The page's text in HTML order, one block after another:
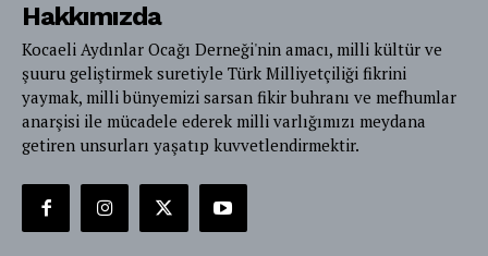
Hakkımızda
Kocaeli Aydınlar Ocağı Derneği'nin amacı, milli kültür ve
şuuru geliştirmek suretiyle Türk Milliyetçiliği fikrini
yaymak, milli bünyemizi sarsan fikir buhranı ve mefhumlar
anarşisi ile mücadele ederek milli varlığımızı meydana
getiren unsurları yaşatıp kuvvetlendirmektir.